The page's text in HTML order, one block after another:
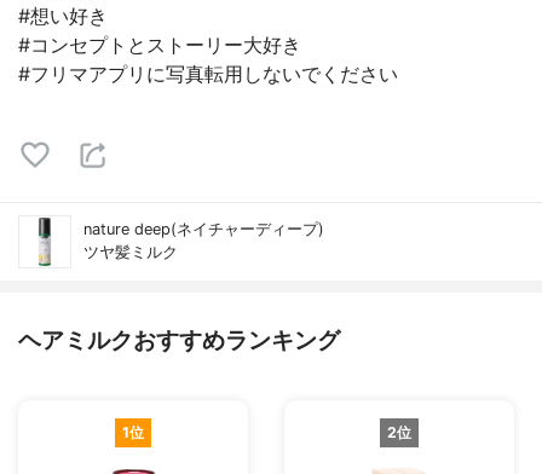
#想い好き
#コンセプトとストーリー大好き
#フリマアプリに写真転用しないでください
nature deep(ネイチャーディープ)
ツヤ髪ミルク
ヘアミルクおすすめランキング
1位 2位